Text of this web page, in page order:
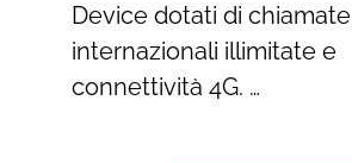
Device dotati di chiamate
internazionali illimitate e
connettività 4G. …